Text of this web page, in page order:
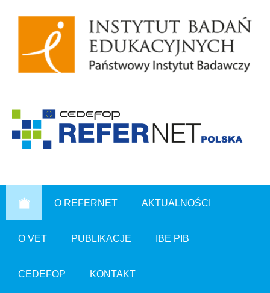
O REFERNET AKTUALNOŚCI
O VET PUBLIKACJE IBE PIB
CEDEFOP KONTAKT